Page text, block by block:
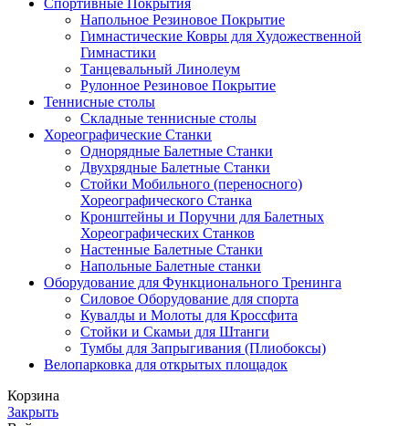
Спортивные Покрытия
Напольное Резиновое Покрытие
Гимнастические Ковры для Художественной
Гимнастики
Танцевальный Линолеум
Рулонное Резиновое Покрытие
Теннисные столы
Складные теннисные столы
Хореографические Станки
Однорядные Балетные Станки
Двухрядные Балетные Станки
Стойки Мобильного (переносного)
Хореографического Станка
Кронштейны и Поручни для Балетных
Хореографических Станков
Настенные Балетные Станки
Напольные Балетные станки
Оборудование для Функционального Тренинга
Силовое Оборудование для спорта
Кувалды и Молоты для Кроссфита
Стойки и Скамьи для Штанги
Тумбы для Запрыгивания (Плиобоксы)
Велопарковка для открытых площадок
Корзина
Закрыть